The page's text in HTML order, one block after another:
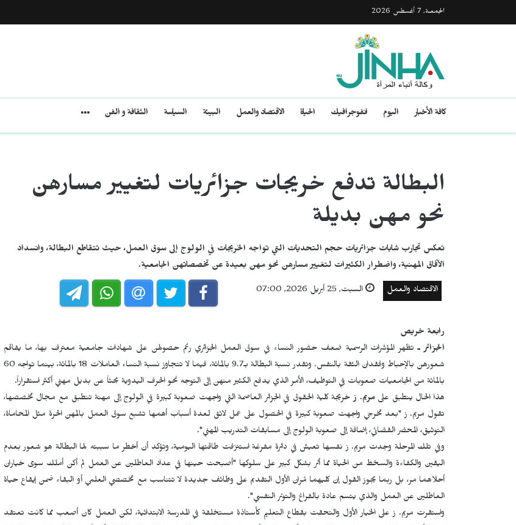
الجمعـة, 7 أغسطس 2026
كافة الأخبار اليوم انفوجرافيك الحياة الاقتصاد والعمل البيئة السياسة الثقافة و الفن
البطالة تدفع خريجات جزائريات لتغيير مسارهن
نحو مهن بديلة
تعكس تجارب شابات جزائريات حجم التحديات التي تواجه الخريجات في الولوج إلى سوق العمل، حيث تتقاطع البطالة، وانسداد
الآفاق المهنية، واضطرار الكثيرات لتغيير مسارهن نحو مهن بعيدة عن تخصصاتهن الجامعية.
الاقتصاد والعمل السبت, 25 أبريل 2026, 07:00
رابعة خريص
الجزائر ـ تظهر المؤشرات الرسمية ضعف حضور النساء في سوق العمل الجزائري رغم حصولهن على شهادات جامعية معترف بها، ما يفاقم
شعورهن بالإحباط وفقدان الثقة بالنفس. وتقدر نسبة البطالة بـ9.7 بالمائة، فيما لا تتجاوز نسبة النساء العاملات 18 بالمائة، بينما تواجه 60
بالمائة من الجامعيات صعوبات في التوظيف، الأمر الذي يدفع الكثير منهن إلى التوجه نحو الحرف اليدوية بحثاً عن بديل مهني أكثر استقراراً.
هذا الحال ينطبق علىمريم. زخريجة كلية الحقوق في الجزائر العاصمة التي واجهت صعوبة كبيرة في الولوج إلى مهنة تنطبق مع مجال تخصصها،
تقول مريم. ز "بعد تخرجي واجهت صعوبة كبيرة في الحصول على عمل لائق لعدة أسباب أهمها تشبع سوق العمل بالمهن الحرة مثل المحاماة،
التوثيق، المحضر القضائي، إضافة إلى صعوبة الولوج إلى مسابقات التدريب المهني".
وفي تلك المرحلة وجدت مريم. ز نفسها تعيش في دائرة مفرغة استنزفت طاقتها اليومية، وتؤكد أن أخطر ما سببته لها البطالة هو شعور بعدم
اليقين والكفاءة والسخط من الحياة مما أثر بشكل كبير على سلوكها "أصبحت حينها في عداد العاطلين عن العمل لم أكن أملك سوى خياران
أحلاهما مر، بل ربما يجوز القول إن كليهما مُران الأول التقديم على وظائف جديدة لا تتناسب مع تخصصي العلمي أو البقاء ضمن إيقاع حياة
العاطلين عن العمل والذي يتسم عادة بالفراغ والتوتر النفسي".
واستقرت مريم. ز على الخيار الأول والتحقت بقطاع التعليم كأستاذة مستخلفة في المدرسة الابتدائية، لكن العمل كان أصعب مما كانت تعتقد